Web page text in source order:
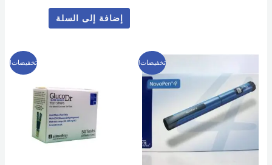
إضافة إلى السلة
تخفيضات!
هو:
السعر
الحالي
هو:
799 EGP.
تخفيضات!
500 EGP.
399 EGP.